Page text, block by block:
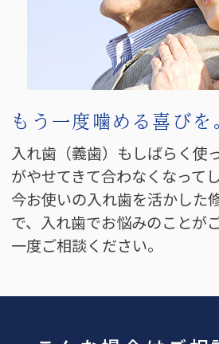
もう一度噛める喜びを。
入れ歯（義歯）もしばらく使
がやせてきて合わなくなって
今お使いの入れ歯を活かした
で、入れ歯でお悩みのことが
一度ご相談ください。